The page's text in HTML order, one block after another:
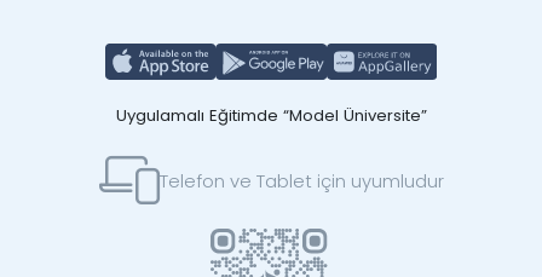
Uygulamalı Eğitimde “Model Üniversite”
Telefon ve Tablet için uyumludur